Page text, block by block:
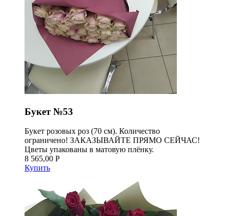
Букет №53
Букет розовых роз (70 см). Количество
ограничено! ЗАКАЗЫВАЙТЕ ПРЯМО СЕЙЧАС!
Цветы упакованы в матовую плёнку.
8 565,00 Р
Купить